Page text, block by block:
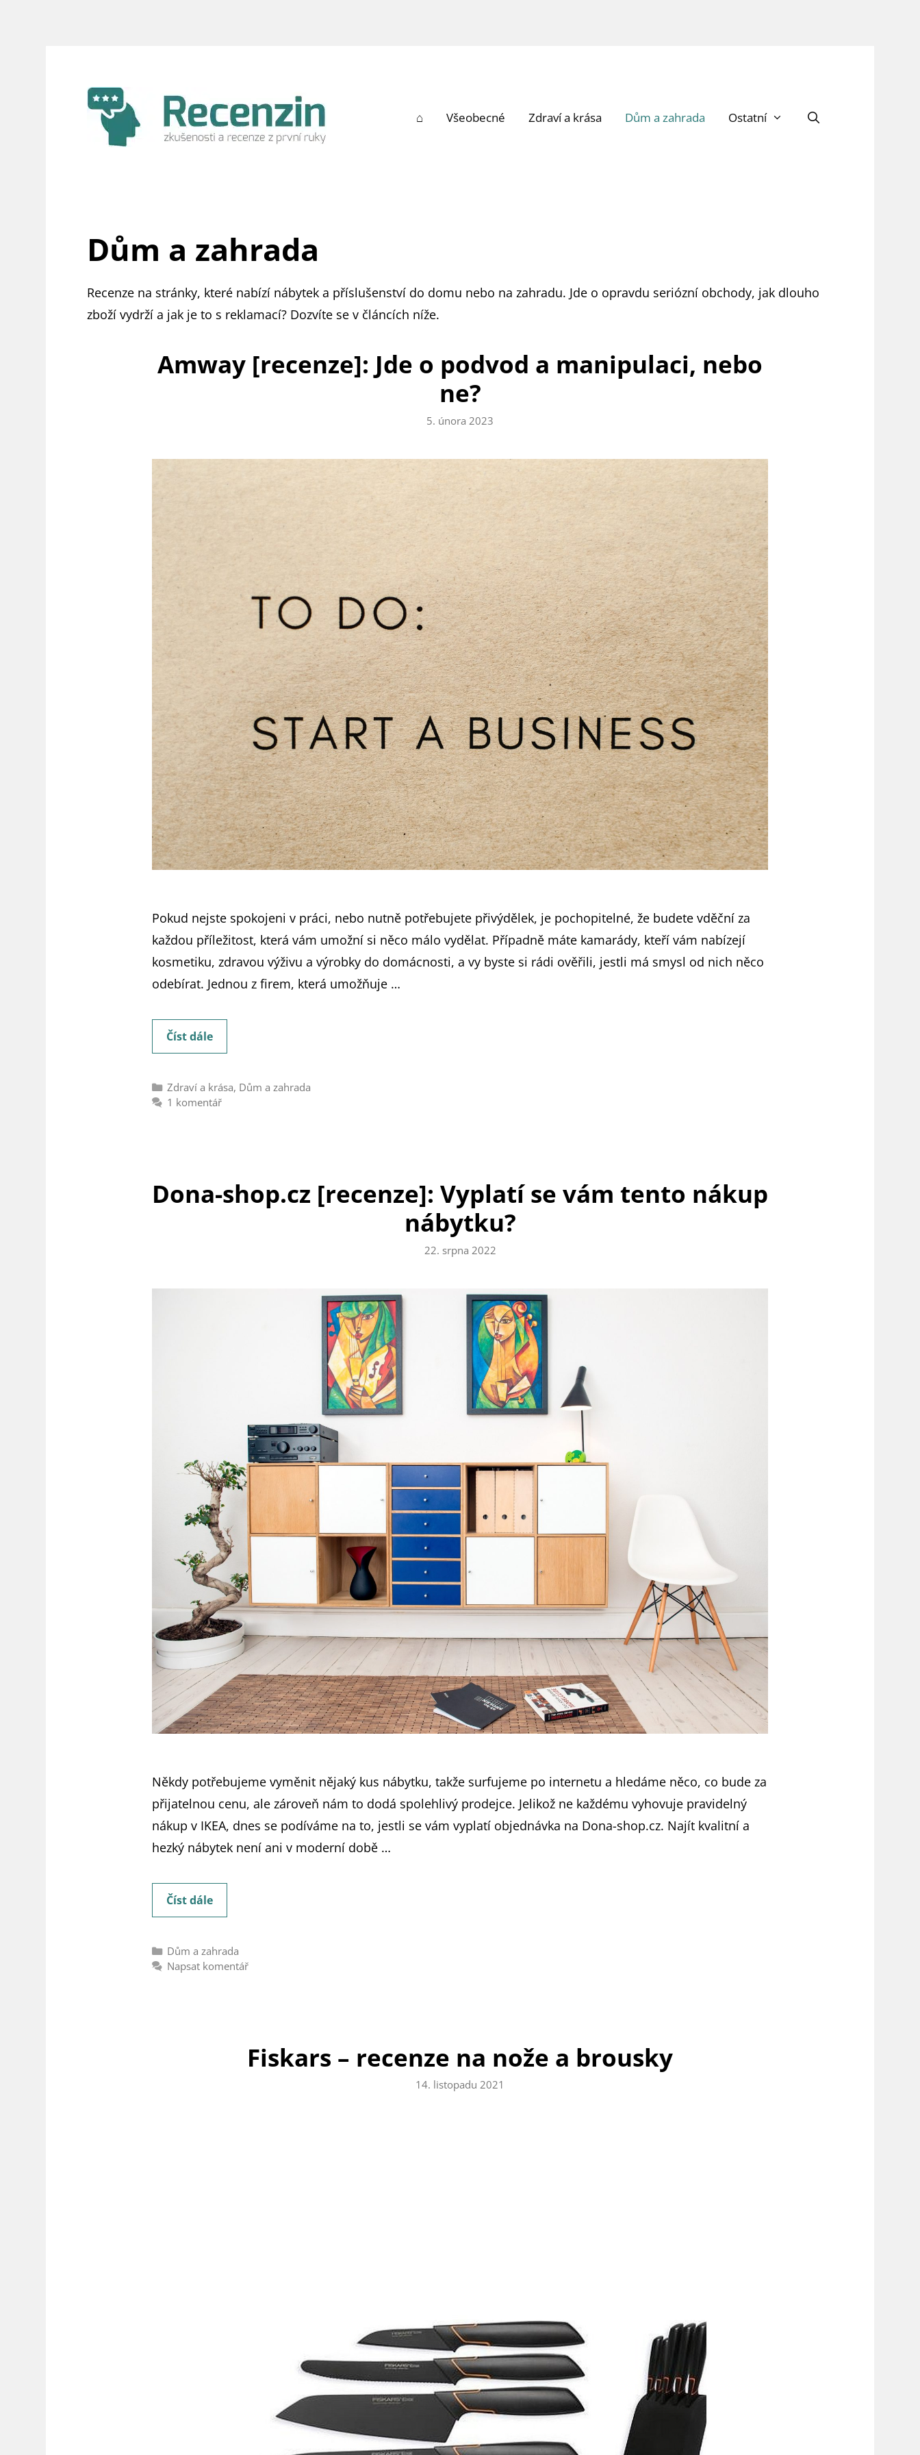
⌂ Všeobecné Zdraví a krása Dům a zahrada Ostatní
Dům a zahrada
Recenze na stránky, které nabízí nábytek a příslušenství do domu nebo na zahradu. Jde o opravdu seriózní obchody, jak dlouho
zboží vydrží a jak je to s reklamací? Dozvíte se v článcích níže.
Amway [recenze]: Jde o podvod a manipulaci, nebo
ne?
5. února 2023
Pokud nejste spokojeni v práci, nebo nutně potřebujete přivýdělek, je pochopitelné, že budete vděční za
každou příležitost, která vám umožní si něco málo vydělat. Případně máte kamarády, kteří vám nabízejí
kosmetiku, zdravou výživu a výrobky do domácnosti, a vy byste si rádi ověřili, jestli má smysl od nich něco
odebírat. Jednou z firem, která umožňuje …
Číst dáleAmway
[recenze]:
o
ne?
Rubriky
Zdraví a krása, Dům a zahrada
1 komentář
Dona-shop.cz [recenze]: Vyplatí se vám tento nákup
nábytku?
22. srpna 2022
Někdy potřebujeme vyměnit nějaký kus nábytku, takže surfujeme po internetu a hledáme něco, co bude za
přijatelnou cenu, ale zároveň nám to dodá spolehlivý prodejce. Jelikož ne každému vyhovuje pravidelný
nákup v IKEA, dnes se podíváme na to, jestli se vám vyplatí objednávka na Dona-shop.cz. Najít kvalitní a
hezký nábytek není ani v moderní době …
Číst dáleDona-
shop.cz
Vyplatí
nábytku?
Rubriky
Dům a zahrada
Napsat komentář
Fiskars – recenze na nože a brousky
14. listopadu 2021